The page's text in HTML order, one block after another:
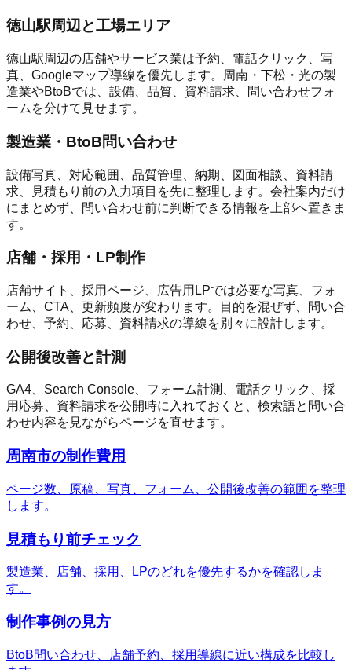
徳山駅周辺と工場エリア
徳山駅周辺の店舗やサービス業は予約、電話クリック、写
真、Googleマップ導線を優先します。周南・下松・光の製
造業やBtoBでは、設備、品質、資料請求、問い合わせフォ
ームを分けて見せます。
製造業・BtoB問い合わせ
設備写真、対応範囲、品質管理、納期、図面相談、資料請
求、見積もり前の入力項目を先に整理します。会社案内だけ
にまとめず、問い合わせ前に判断できる情報を上部へ置きま
す。
店舗・採用・LP制作
店舗サイト、採用ページ、広告用LPでは必要な写真、フォ
ーム、CTA、更新頻度が変わります。目的を混ぜず、問い合
わせ、予約、応募、資料請求の導線を別々に設計します。
公開後改善と計測
GA4、Search Console、フォーム計測、電話クリック、採
用応募、資料請求を公開時に入れておくと、検索語と問い合
わせ内容を見ながらページを直せます。
周南市の制作費用
ページ数、原稿、写真、フォーム、公開後改善の範囲を整理
します。
見積もり前チェック
製造業、店舗、採用、LPのどれを優先するかを確認しま
す。
制作事例の見方
BtoB問い合わせ、店舗予約、採用導線に近い構成を比較し